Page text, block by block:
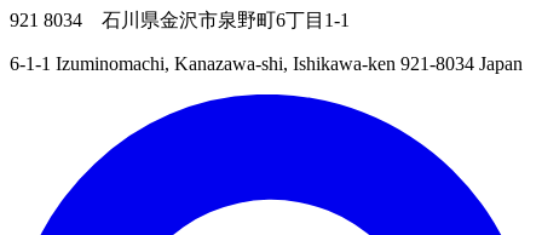
921 8034 石川県金沢市泉野町6丁目1-1
6-1-1 Izuminomachi, Kanazawa-shi, Ishikawa-ken 921-8034 Japan